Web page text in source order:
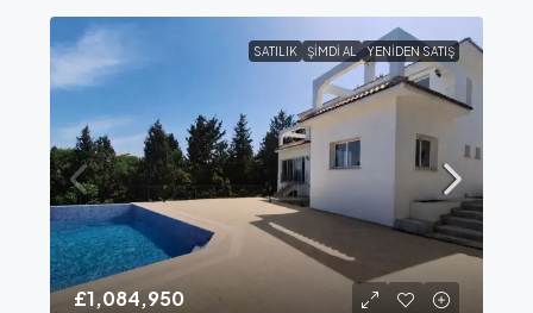
SATILIK ŞIMDI AL YENIDEN SATIŞ
£1,084,950